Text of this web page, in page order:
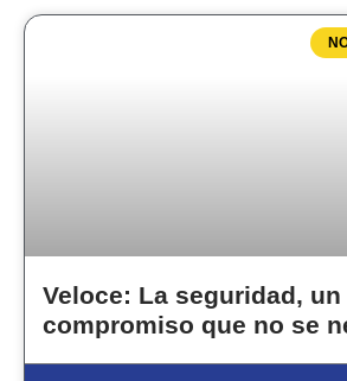
Veloce: La seguridad, un
compromiso que no se